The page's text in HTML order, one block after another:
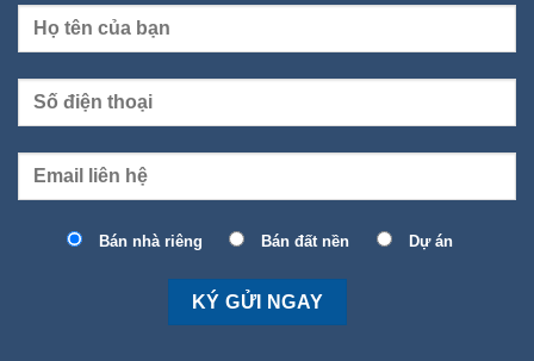
Bán nhà riêng Bán đất nền Dự án